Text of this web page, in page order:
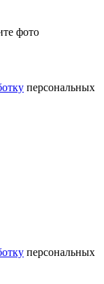
фото
персональных
персональных